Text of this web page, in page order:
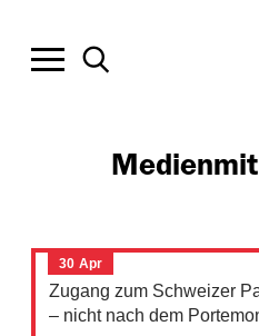
30 Apr
Zugang zum Schweizer
– nicht nach dem